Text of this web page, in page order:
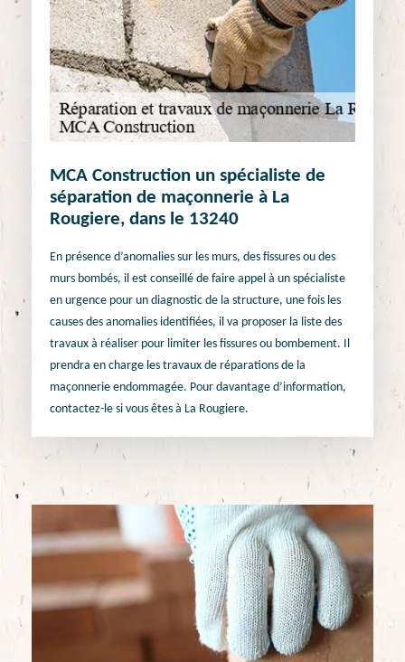
MCA Construction un spécialiste de
séparation de maçonnerie à La
Rougiere, dans le 13240
En présence d’anomalies sur les murs, des fissures ou des
murs bombés, il est conseillé de faire appel à un spécialiste
en urgence pour un diagnostic de la structure, une fois les
causes des anomalies identifiées, il va proposer la liste des
travaux à réaliser pour limiter les fissures ou bombement. Il
prendra en charge les travaux de réparations de la
maçonnerie endommagée. Pour davantage d’information,
contactez-le si vous êtes à La Rougiere.